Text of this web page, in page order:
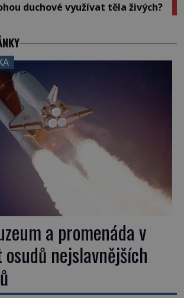
duchové využívat těla živých?
a promenáda v
nejslavnějších